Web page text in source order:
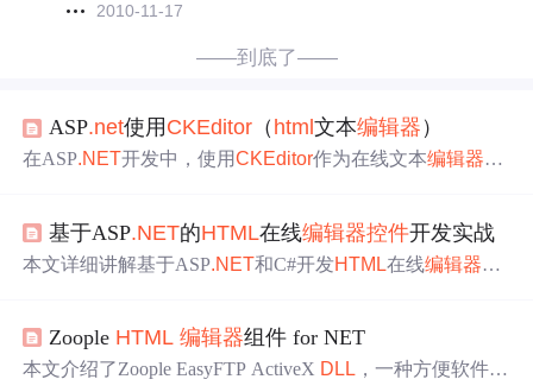
2010-11-17
——到底了——
ASP.net使用 CKEditor （ html文本编辑器 ）
在ASP.NET开发中，使用CKEditor作为在线文本编辑器，
CKEditor的下载、集成步骤，包括将DLL文件添加到项
目、引用DLL、添加到工具箱，以及确保引入ckeditor文件
基于ASP.NET的HTML在线编辑器控件开发实战
本文详细讲解基于ASP.NET和C#开发HTML在线编辑器的
客系统、CMS等用户生成内容的应用场景，帮助开发者掌
握Web富文本编辑功能的核心技术。
Zoople HTML 编辑器组件 for NET
本文介绍了Zoople EasyFTP ActiveX DLL ，一种方便软件开